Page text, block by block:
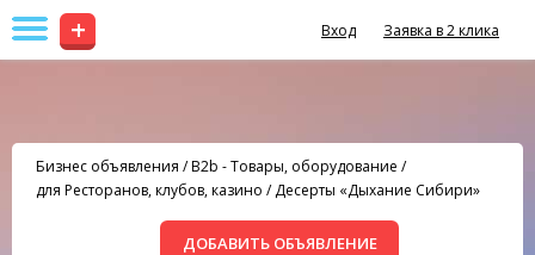
+ Вход Заявка в 2 клика
Бизнес объявления /B2b - Товары, оборудование /
для Ресторанов, клубов, казино /Десерты «Дыхание Сибири»
ДОБАВИТЬ ОБЪЯВЛЕНИЕ